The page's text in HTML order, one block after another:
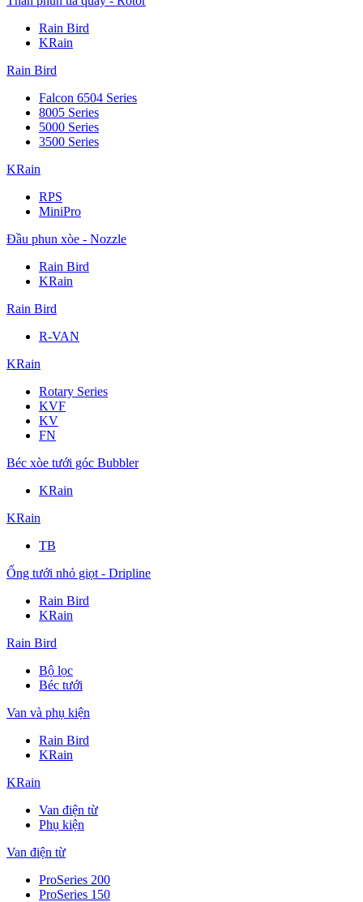
Rain Bird
KRain
Rain Bird
Falcon 6504 Series
8005 Series
5000 Series
3500 Series
KRain
RPS
MiniPro
Đầu phun xòe - Nozzle
Rain Bird
KRain
Rain Bird
R-VAN
KRain
Rotary Series
KVF
KV
FN
Béc xòe tưới góc Bubbler
KRain
KRain
TB
Ống tưới nhỏ giọt - Dripline
Rain Bird
KRain
Rain Bird
Bộ lọc
Béc tưới
Van và phụ kiện
Rain Bird
KRain
KRain
Van điện từ
Phụ kiện
Van điện từ
ProSeries 200
ProSeries 150